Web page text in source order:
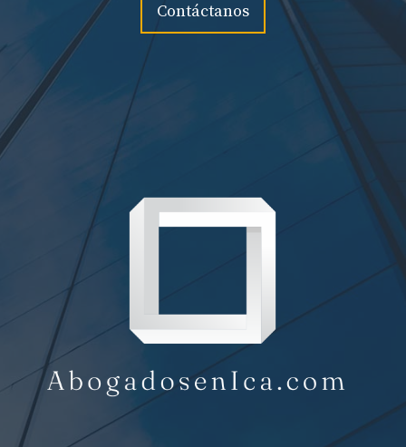
Contáctanos